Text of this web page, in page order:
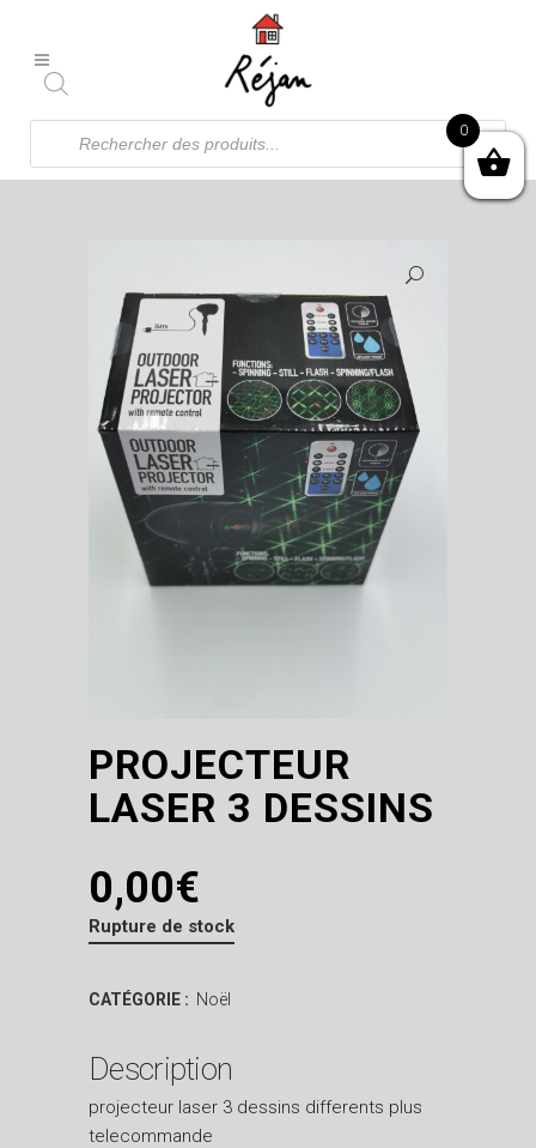
Recherche
produits
PROJECTEUR
LASER 3 DESSINS
0,00€
Rupture de stock
CATÉGORIE : Noël
Description
projecteur laser 3 dessins differents plus
telecommande
0